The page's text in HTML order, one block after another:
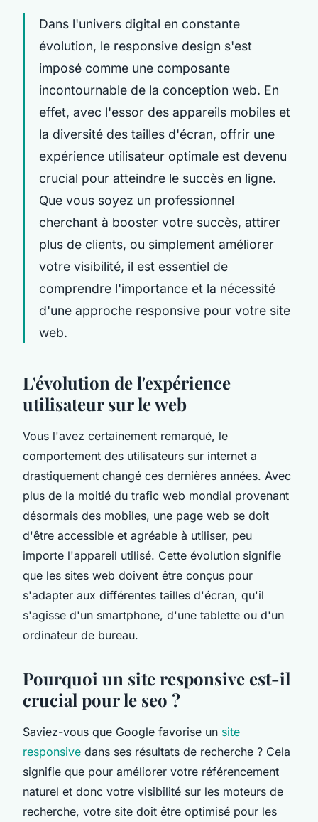
Dans l'univers digital en constante
évolution, le responsive design s'est
imposé comme une composante
incontournable de la conception web. En
effet, avec l'essor des appareils mobiles et
la diversité des tailles d'écran, offrir une
expérience utilisateur optimale est devenu
crucial pour atteindre le succès en ligne.
Que vous soyez un professionnel
cherchant à booster votre succès, attirer
plus de clients, ou simplement améliorer
votre visibilité, il est essentiel de
comprendre l'importance et la nécessité
d'une approche responsive pour votre site
web.
L'évolution de l'expérience
utilisateur sur le web
Vous l'avez certainement remarqué, le
comportement des utilisateurs sur internet a
drastiquement changé ces dernières années. Avec
plus de la moitié du trafic web mondial provenant
désormais des mobiles, une page web se doit
d'être accessible et agréable à utiliser, peu
importe l'appareil utilisé. Cette évolution signifie
que les sites web doivent être conçus pour
s'adapter aux différentes tailles d'écran, qu'il
s'agisse d'un smartphone, d'une tablette ou d'un
ordinateur de bureau.
Pourquoi un site responsive est-il
crucial pour le seo ?
Saviez-vous que Google favorise un site
responsive dans ses résultats de recherche ? Cela
signifie que pour améliorer votre référencement
naturel et donc votre visibilité sur les moteurs de
recherche, votre site doit être optimisé pour les